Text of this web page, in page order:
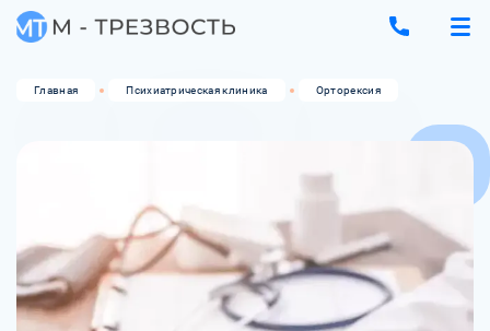
Главная Психиатрическая клиника Орторексия